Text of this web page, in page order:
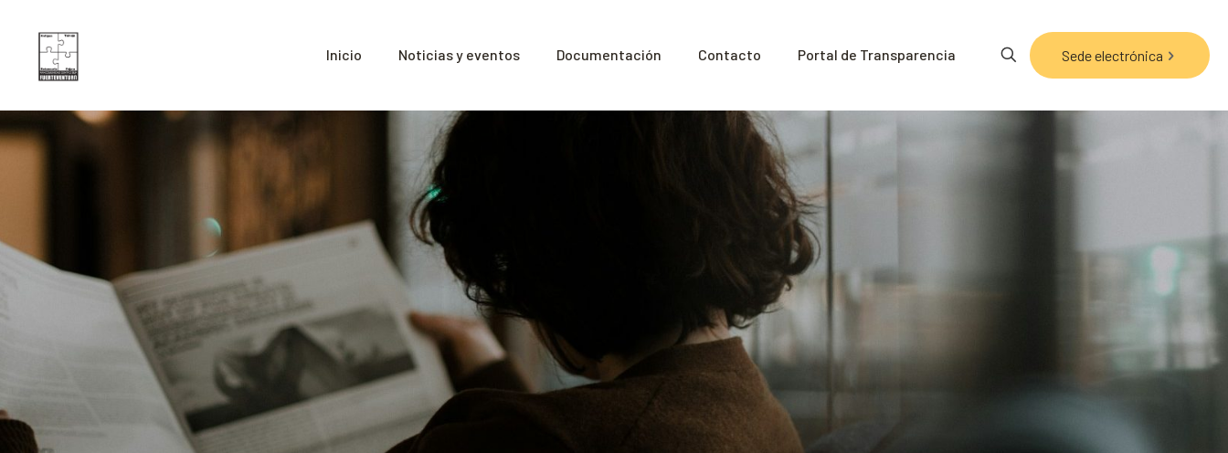
Inicio Noticias y eventos Documentación Contacto Portal de Transparencia Sede electrónica